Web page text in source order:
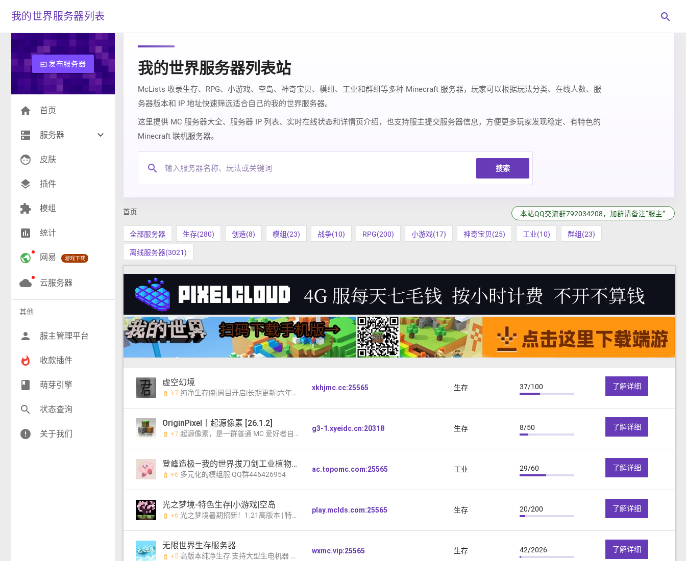
我的世界服务器列表 search
input发布服务器
home 首页
dns 服务器 keyboard_arrow_down
生存(280)
创造(8)
RPG(200)
小游戏(17)
神奇宝贝(25)
工业(10)
face 皮肤
layers 插件
extension 模组
insert_chart 统计
public 网易 游戏下载
cloud 云服务器
其他
person 服主管理平台
whatshot 收款插件
class 萌芽引擎
search 状态查询
error 关于我们
我的世界服务器列表站
McLists 收录生存、RPG、小游戏、空岛、神奇宝贝、模组、工业和群组等多种 Minecraft 服务器，玩家可以根据玩法分类、在线人数、服
务器版本和 IP 地址快速筛选适合自己的我的世界服务器。
这里提供 MC 服务器大全、服务器 IP 列表、实时在线状态和详情页介绍，也支持服主提交服务器信息，方便更多玩家发现稳定、有特色的
Minecraft 联机服务器。
search 搜索
本站QQ交流群792034208，加群请备注“服主”
首页
全部服务器 生存(280) 创造(8) 模组(23) 战争(10) RPG(200) 小游戏(17) 神奇宝贝(25) 工业(10) 群组(23)
离线服务器(3021)
虚空幻境
battery_charging_full +7纯净生存|新周目开启|长期更新|六年重启
xkhjmc.cc:25565 生存 37/100 了解详细
OriginPixel丨起源像素 [26.1.2]
battery_charging_full +7起源像素，是一群普通 MC 爱好者自发集结搭建的生存社区
g3-1.xyeidc.cn:20318 生存 8/50 了解详细
登峰造极—我的世界拔刀剑工业植物魔法服务器
battery_charging_full +6 多元化的模组服 QQ群446426954
ac.topomc.com:25565 工业 29/60 了解详细
光之梦境-特色生存|小游戏|空岛
battery_charging_full +6 光之梦境暑期招新！1.21高版本 | 特色 | 生存 | 建筑 | 原创 | 家具 | 小游戏 | 空岛
play.mclds.com:25565 生存 20/200 了解详细
无限世界生存服务器
battery_charging_full +5 高版本纯净生存 支持大型生电机器 修复刷线机 和谐社区 休闲养老
wxmc.vip:25565 生存 42/2026 了解详细